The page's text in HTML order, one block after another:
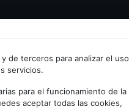
de terceros para analizar el uso
servicios.
para el funcionamiento de la
aceptar todas las cookies,